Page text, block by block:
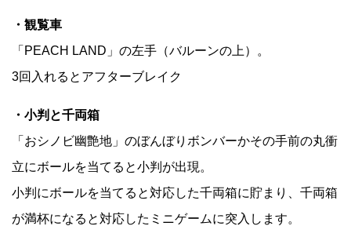
・観覧車
「PEACH LAND」の左手（バルーンの上）。
3回入れるとアフターブレイク
・小判と千両箱
「おシノビ幽艶地」のぼんぼりボンバーかその手前の丸衝
立にボールを当てると小判が出現。
小判にボールを当てると対応した千両箱に貯まり、千両箱
が満杯になると対応したミニゲームに突入します。